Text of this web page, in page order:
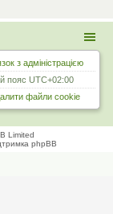
з адміністрацією
пояс UTC+02:00
файли cookie
Limited
phpBB